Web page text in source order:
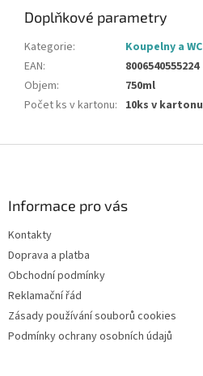
Doplňkové parametry
Kategorie:
Koupelny a WC
EAN:
8006540555224
Objem:
750ml
Počet ks v kartonu: 10ks v kartonu
Informace pro vás
Kontakty
Doprava a platba
Obchodní podmínky
Reklamační řád
Zásady používání souborů cookies
Podmínky ochrany osobních údajů